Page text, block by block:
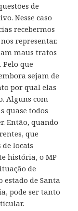
de
Nesse caso
recebermos
representar.
maus tratos
que
sejam de
por qual elas
Alguns com
quase todos
Então, quando
que
locais
história, o MP
de
de Santa
pode ser tanto